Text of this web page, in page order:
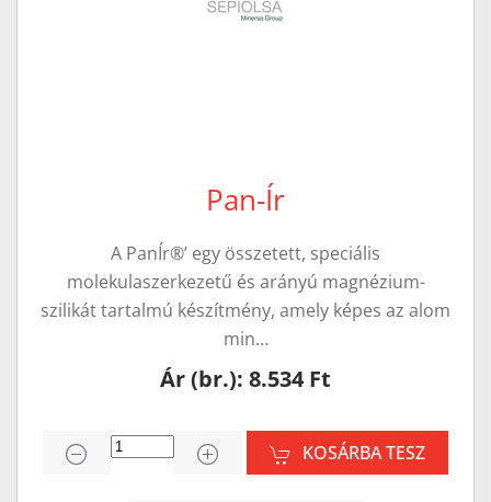
Pan-Ír
A PanÍr®’ egy összetett, speciális
molekulaszerkezetű és arányú magnézium-
szilikát tartalmú készítmény, amely képes az alom
min…
Ár (br.): 8.534 Ft
KOSÁRBA TESZ